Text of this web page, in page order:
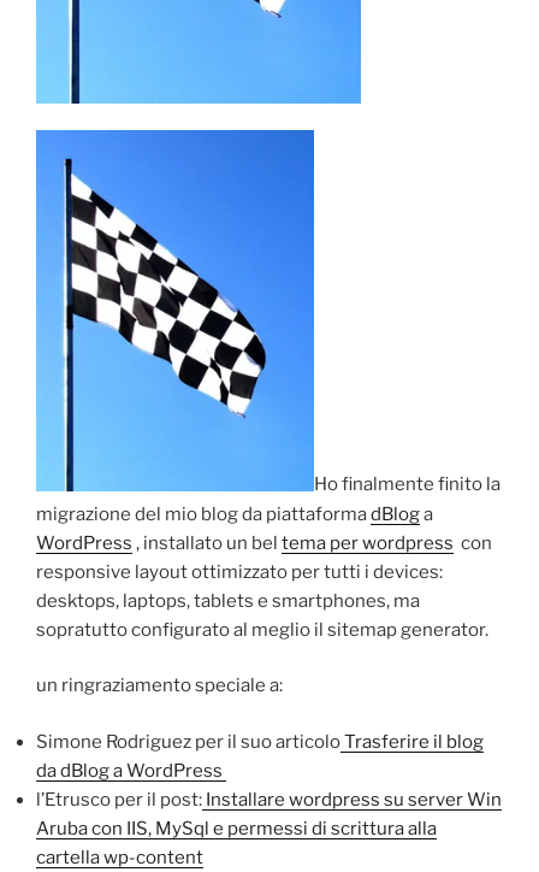
Ho finalmente finito la
migrazione del mio blog da piattaformadBloga
WordPress , installato un bel tema per wordpress con
responsive layout ottimizzato per tutti i devices:
desktops, laptops, tablets e smartphones, ma
sopratutto configurato al meglio il sitemap generator.
un ringraziamento speciale a:
Simone Rodriguez per il suo articoloTrasferire il blog
da dBlog a WordPress
l’Etrusco per il post: Installare wordpress su server Win
Aruba con IIS, MySql e permessi di scrittura alla
cartella wp-content